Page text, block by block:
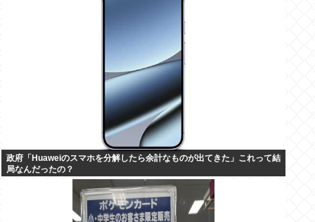
政府「Huaweiのスマホを分解したら余計なものが出てきた」これって結
局なんだったの？